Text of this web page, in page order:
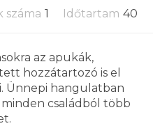
száma 1 Időtartam 40
az apukák,
hozzátartozó is el
Ünnepi hangulatban
családból több